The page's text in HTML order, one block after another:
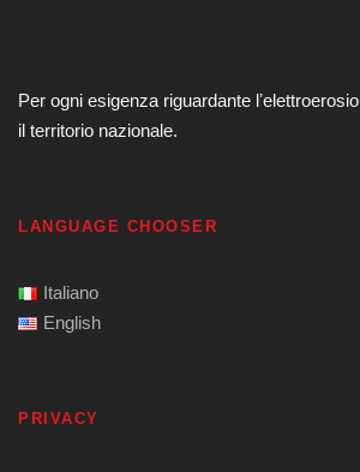
Per ogni esigenza riguardante
il territorio nazionale.
LANGUAGE CHOOSER
Italiano
English
PRIVACY